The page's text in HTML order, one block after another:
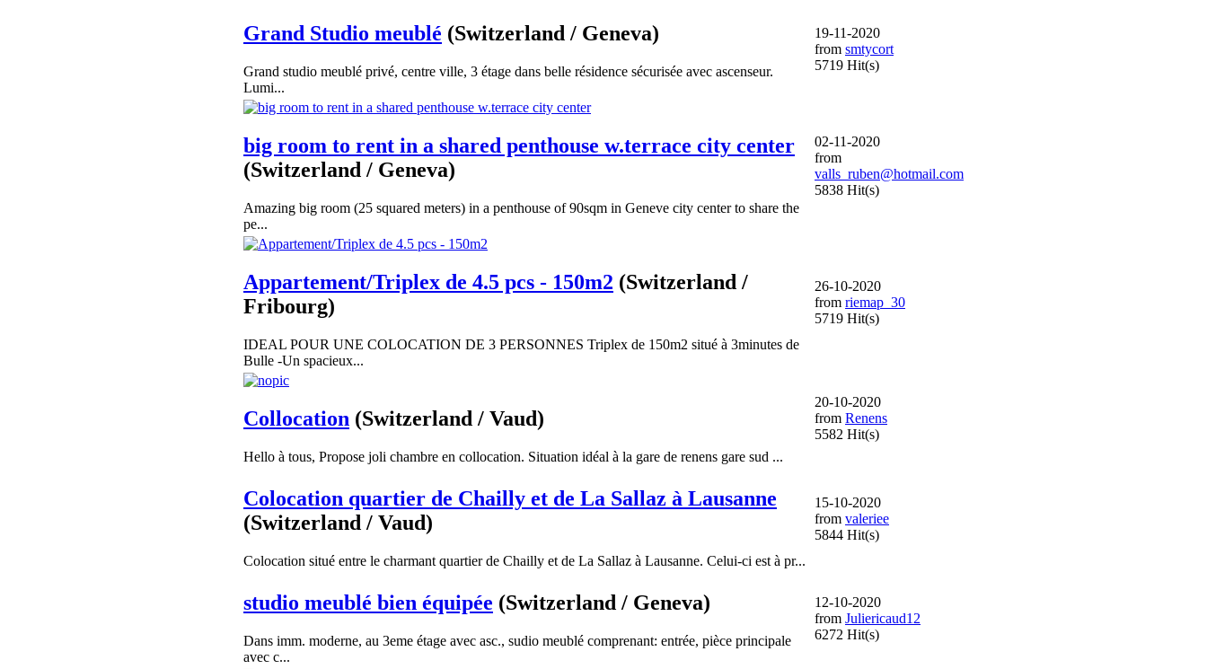
Grand Studio meublé (Switzerland / Geneva)
Grand studio meublé privé, centre ville, 3 étage dans belle résidence sécurisée avec ascenseur.
Lumi...
19-11-2020
from smtycort
5719 Hit(s)
big room to rent in a shared penthouse w.terrace city center
(Switzerland / Geneva)
Amazing big room (25 squared meters) in a penthouse of 90sqm in Geneve city center to share the
pe...
02-11-2020
from
valls_ruben@hotmail.com
5838 Hit(s)
Appartement/Triplex de 4.5 pcs - 150m2 (Switzerland /
Fribourg)
IDEAL POUR UNE COLOCATION DE 3 PERSONNES Triplex de 150m2 situé à 3minutes de
Bulle -Un spacieux...
26-10-2020
from riemap_30
5719 Hit(s)
Collocation (Switzerland / Vaud)
Hello à tous, Propose joli chambre en collocation. Situation idéal à la gare de renens gare sud ...
20-10-2020
from Renens
5582 Hit(s)
Colocation quartier de Chailly et de La Sallaz à Lausanne
(Switzerland / Vaud)
Colocation situé entre le charmant quartier de Chailly et de La Sallaz à Lausanne. Celui-ci est à pr...
15-10-2020
from valeriee
5844 Hit(s)
studio meublé bien équipée (Switzerland / Geneva)
Dans imm. moderne, au 3eme étage avec asc., sudio meublé comprenant: entrée, pièce principale
avec c...
12-10-2020
from Juliericaud12
6272 Hit(s)